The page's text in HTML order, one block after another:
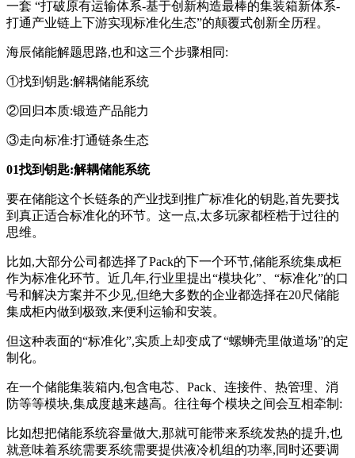
一套 “打破原有运输体系-基于创新构造最棒的集装箱新体系-
打通产业链上下游实现标准化生态”的颠覆式创新全历程。
海辰储能解题思路,也和这三个步骤相同:
①找到钥匙:解耦储能系统
②回归本质:锻造产品能力
③走向标准:打通链条生态
01找到钥匙:解耦储能系统
要在储能这个长链条的产业找到推广标准化的钥匙,首先要找
到真正适合标准化的环节。这一点,太多玩家都桎梏于过往的
思维。
比如,大部分公司都选择了Pack的下一个环节,储能系统集成柜
作为标准化环节。近几年,行业里提出“模块化”、“标准化”的口
号和解决方案并不少见,但绝大多数的企业都选择在20尺储能
集成柜内做到极致,来便利运输和安装。
但这种表面的“标准化”,实质上却变成了“螺蛳壳里做道场”的定
制化。
在一个储能集装箱内,包含电芯、Pack、连接件、热管理、消
防等等模块,集成度越来越高。往往每个模块之间会互相牵制:
比如想把储能系统容量做大,那就可能带来系统发热的提升,也
就意味着系统需要系统需要提供液冷机组的功率,同时还要调